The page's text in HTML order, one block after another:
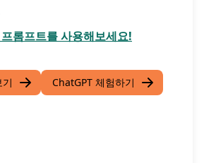
롬프트를 사용해보세요!
ChatGPT 체험하기